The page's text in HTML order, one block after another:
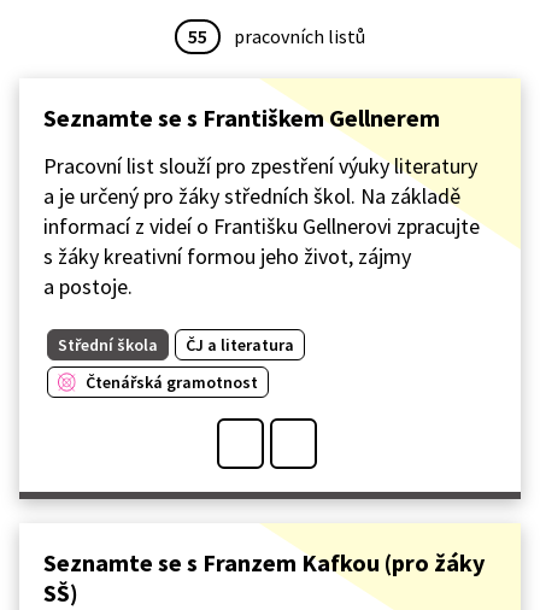
55 pracovních listů
Seznamte se s Františkem Gellnerem
Pracovní list slouží pro zpestření výuky literatury
a je určený pro žáky středních škol. Na základě
informací z videí o Františku Gellnerovi zpracujte
s žáky kreativní formou jeho život, zájmy
a postoje.
Střední škola
ČJ a literatura
Čtenářská gramotnost
Seznamte se s Franzem Kafkou (pro žáky
SŠ)